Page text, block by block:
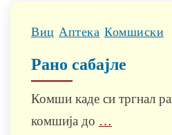
Виц Аптека Комшиски
Рано сабајле
Комши каде си тргнал
комшија до …